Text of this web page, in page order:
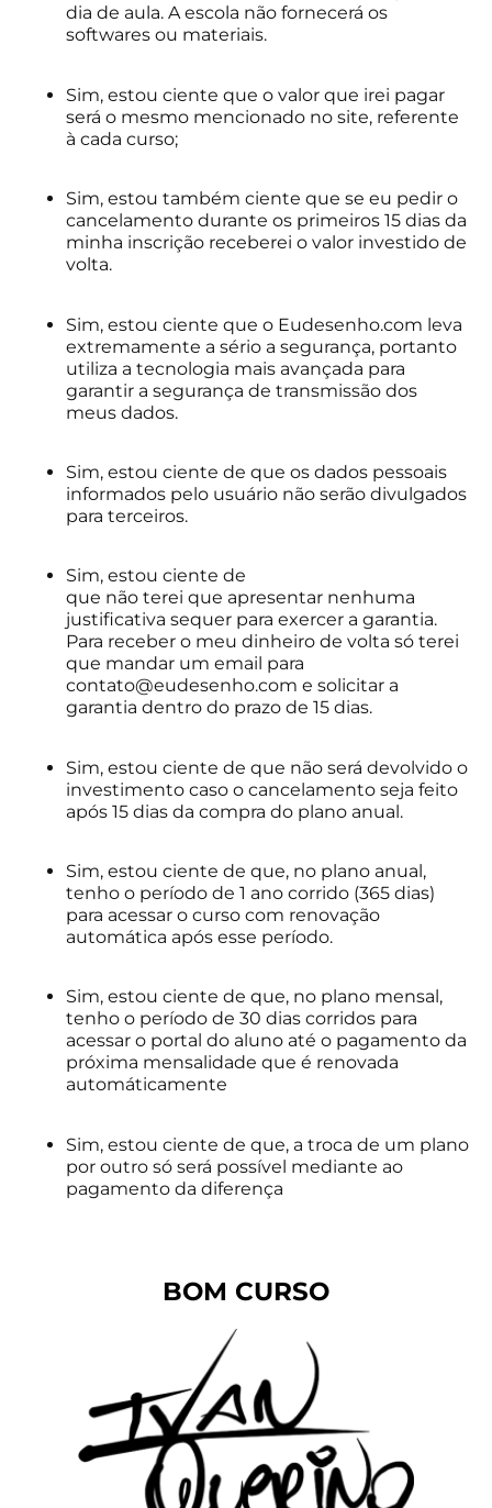
dia de aula. A escola não fornecerá os
softwares ou materiais.
Sim, estou ciente que o valor que irei pagar
será o mesmo mencionado no site, referente
à cada curso;
Sim, estou também ciente que se eu pedir o
cancelamento durante os primeiros 15 dias da
minha inscrição receberei o valor investido de
volta.
Sim, estou ciente que o Eudesenho.com leva
extremamente a sério a segurança, portanto
utiliza a tecnologia mais avançada para
garantir a segurança de transmissão dos
meus dados.
Sim, estou ciente de que os dados pessoais
informados pelo usuário não serão divulgados
para terceiros.
Sim, estou ciente de
que não terei que apresentar nenhuma
justificativa sequer para exercer a garantia.
Para receber o meu dinheiro de volta só terei
que mandar um email para
contato@eudesenho.com e solicitar a
garantia dentro do prazo de 15 dias.
Sim, estou ciente de que não será devolvido o
investimento caso o cancelamento seja feito
após 15 dias da compra do plano anual.
Sim, estou ciente de que, no plano anual,
tenho o período de 1 ano corrido (365 dias)
para acessar o curso com renovação
automática após esse período.
Sim, estou ciente de que, no plano mensal,
tenho o período de 30 dias corridos para
acessar o portal do aluno até o pagamento da
próxima mensalidade que é renovada
automáticamente
Sim, estou ciente de que, a troca de um plano
por outro só será possível mediante ao
pagamento da diferença
BOM CURSO